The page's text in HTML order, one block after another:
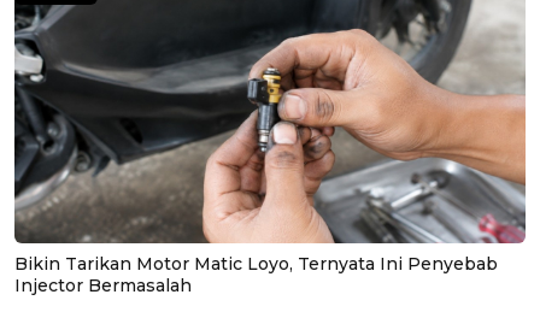
Bikin Tarikan Motor Matic Loyo, Ternyata Ini Penyebab
Injector Bermasalah